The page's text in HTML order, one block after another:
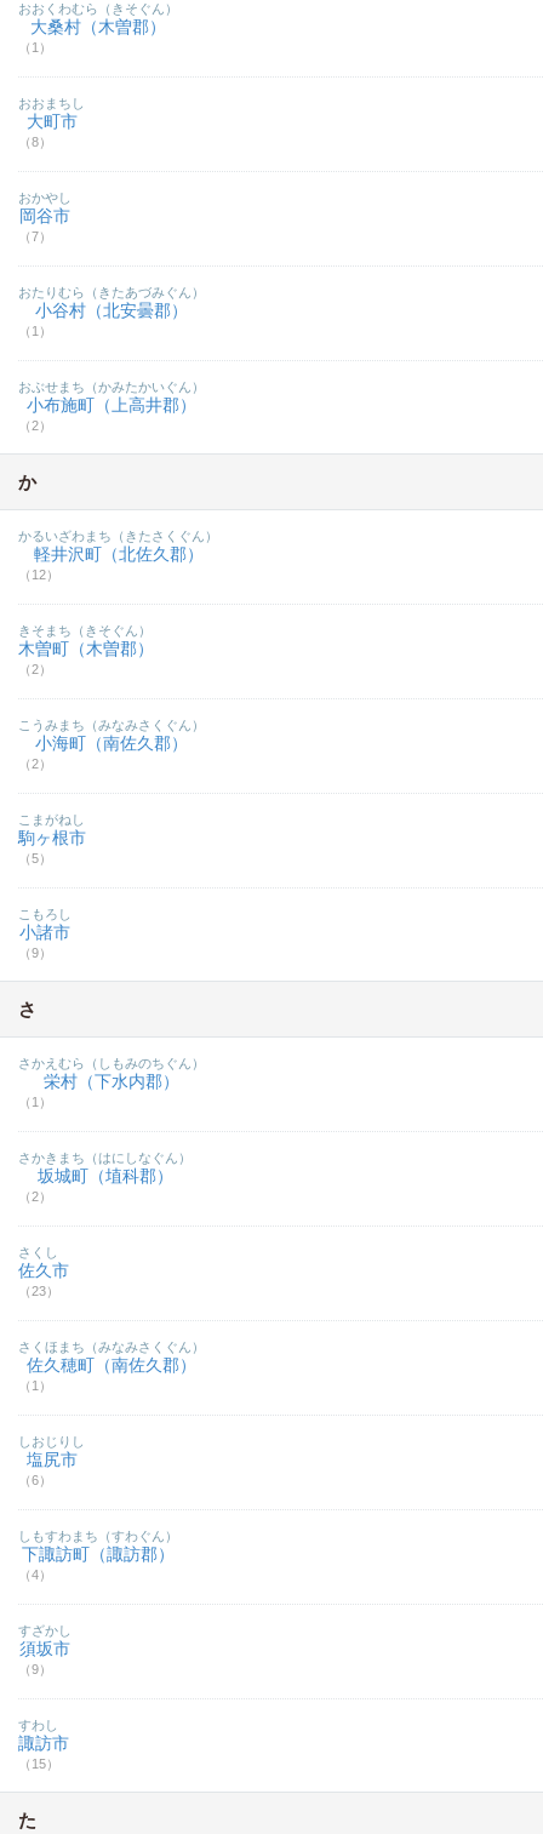
大桑村（木曽郡）
（1）
おおくわむら（きそぐん）
大町市
（8）
おおまちし
岡谷市
（7）
おかやし
小谷村（北安曇郡）
（1）
おたりむら（きたあづみぐん）
小布施町（上高井郡）
（2）
おぶせまち（かみたかいぐん）
か
軽井沢町（北佐久郡）
（12）
かるいざわまち（きたさくぐん）
木曽町（木曽郡）
（2）
きそまち（きそぐん）
小海町（南佐久郡）
（2）
こうみまち（みなみさくぐん）
駒ヶ根市
（5）
こまがねし
小諸市
（9）
こもろし
さ
栄村（下水内郡）
（1）
さかえむら（しもみのちぐん）
坂城町（埴科郡）
（2）
さかきまち（はにしなぐん）
佐久市
（23）
さくし
佐久穂町（南佐久郡）
（1）
さくほまち（みなみさくぐん）
塩尻市
（6）
しおじりし
下諏訪町（諏訪郡）
（4）
しもすわまち（すわぐん）
須坂市
（9）
すざかし
諏訪市
（15）
すわし
た